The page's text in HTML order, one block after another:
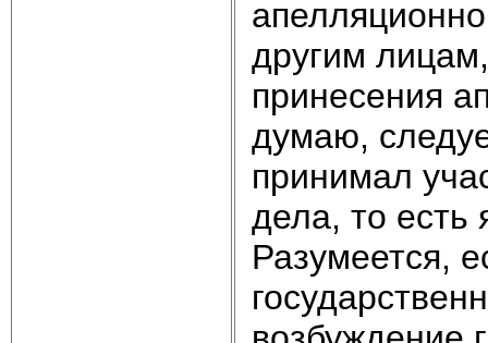
другим
принесения
думаю,
принимал
дела, то
Разумеется,